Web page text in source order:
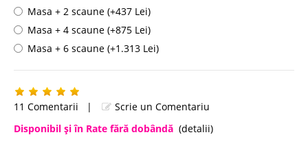
Masa + 2 scaune (+437 Lei)
Masa + 4 scaune (+875 Lei)
Masa + 6 scaune (+1.313 Lei)
11 Comentarii |
Scrie un Comentariu
Disponibil şi în Rate fără dobândă (detalii)